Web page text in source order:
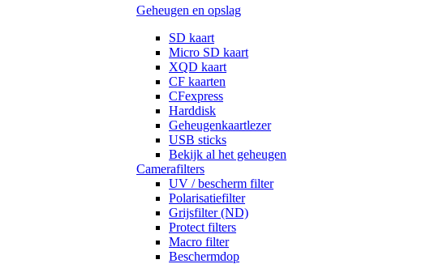
Geheugen en opslag
SD kaart
Micro SD kaart
XQD kaart
CF kaarten
CFexpress
Harddisk
Geheugenkaartlezer
USB sticks
Bekijk al het geheugen
Camerafilters
UV / bescherm filter
Polarisatiefilter
Grijsfilter (ND)
Protect filters
Macro filter
Beschermdop